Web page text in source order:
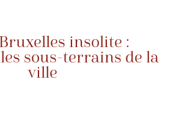
insolite :
sous-terrains de la
ville